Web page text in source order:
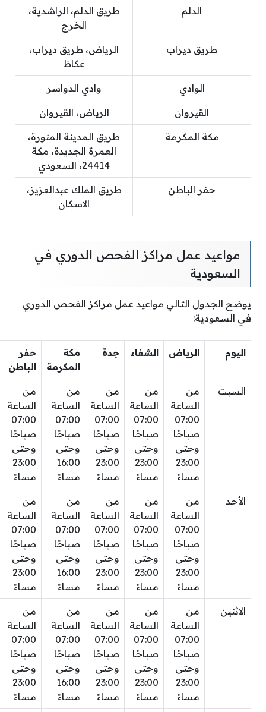
الدلم
طريق الدلم، الراشدية،
الخرج
طريق ديراب
الرياض، طريق ديراب،
عكاظ
الوادي وادي الدواسر
القيروان الرياض، القيروان
مكة المكرمة
طريق المدينة المنورة،
العمرة الجديدة، مكة
24414، السعودي
حفر الباطن
طريق الملك عبدالعزيز،
الاسكان
مواعيد عمل مراكز الفحص الدوري في
السعودية
يوضح الجدول التالي مواعيد عمل مراكز الفحص الدوري
في السعودية:
اليوم الرياض الشفاء جدة
مكة
المكرمة
حفر
الباطن
السبت
من
الساعة
07:00
صباحًا
وحتى
23:00
مساءً
من
الساعة
07:00
صباحًا
وحتى
23:00
مساءً
من
الساعة
07:00
صباحًا
وحتى
23:00
مساءً
من
الساعة
07:00
صباحًا
وحتى
16:00
مساءً
من
الساعة
07:00
صباحًا
وحتى
23:00
مساءً
الأحد
من
الساعة
07:00
صباحًا
وحتى
23:00
مساءً
من
الساعة
07:00
صباحًا
وحتى
23:00
مساءً
من
الساعة
07:00
صباحًا
وحتى
23:00
مساءً
من
الساعة
07:00
صباحًا
وحتى
16:00
مساءً
من
الساعة
07:00
صباحًا
وحتى
23:00
مساءً
الاثنين
من
الساعة
07:00
صباحًا
وحتى
23:00
مساءً
من
الساعة
07:00
صباحًا
وحتى
23:00
مساءً
من
الساعة
07:00
صباحًا
وحتى
23:00
مساءً
من
الساعة
07:00
صباحًا
وحتى
16:00
مساءً
من
الساعة
07:00
صباحًا
وحتى
23:00
مساءً